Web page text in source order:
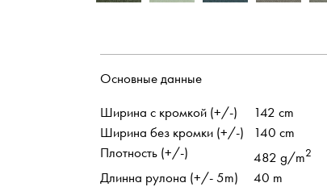
Основные данные
Ширина с кромкой (+/-)
142 cm
Ширина без кромки (+/-)
140 cm
Плотность (+/-)
482 g/m2
Длинна рулона (+/- 5m)
40 m